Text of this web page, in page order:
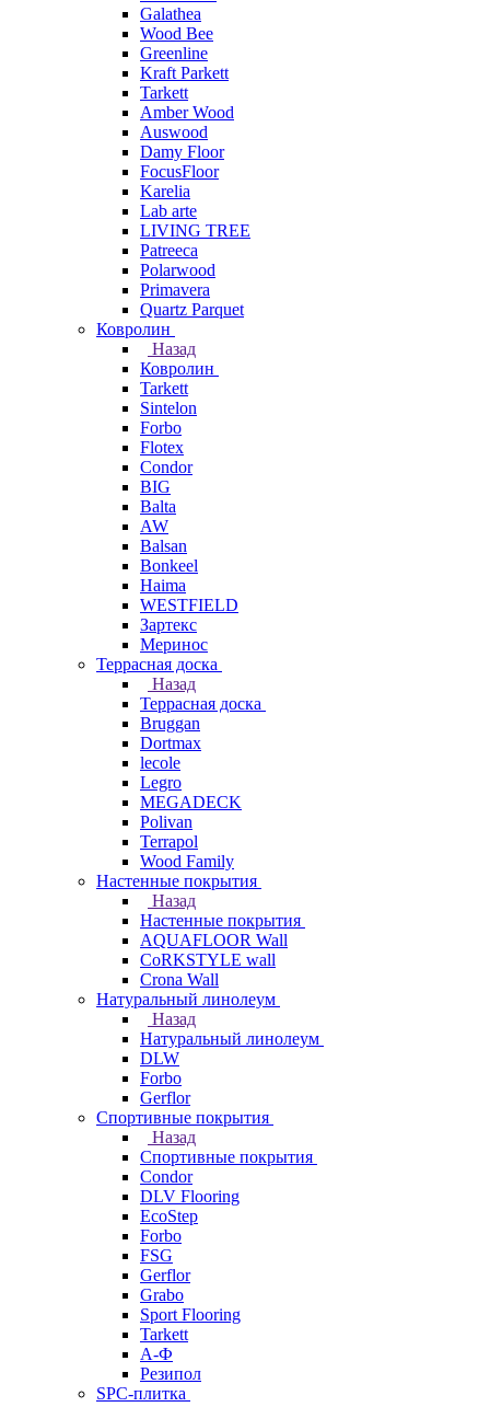
Galathea
Wood Bee
Greenline
Kraft Parkett
Tarkett
Amber Wood
Auswood
Damy Floor
FocusFloor
Karelia
Lab arte
LIVING TREE
Patreeca
Polarwood
Primavera
Quartz Parquet
Ковролин
Назад
Ковролин
Tarkett
Sintelon
Forbo
Flotex
Condor
BIG
Balta
AW
Balsan
Bonkeel
Haima
WESTFIELD
Зартекс
Меринос
Террасная доска
Назад
Террасная доска
Bruggan
Dortmax
lecole
Legro
MEGADECK
Polivan
Terrapol
Wood Family
Настенные покрытия
Назад
Настенные покрытия
AQUAFLOOR Wall
CoRKSTYLE wall
Crona Wall
Натуральный линолеум
Назад
Натуральный линолеум
DLW
Forbo
Gerflor
Спортивные покрытия
Назад
Спортивные покрытия
Condor
DLV Flooring
EcoStep
Forbo
FSG
Gerflor
Grabo
Sport Flooring
Tarkett
А-Ф
Резипол
SPC-плитка